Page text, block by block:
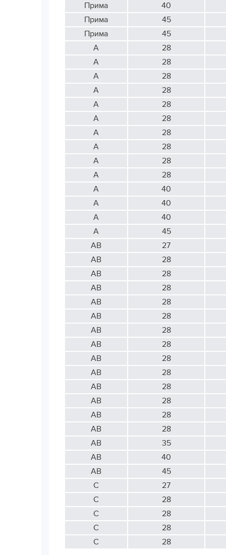
Прима
40
Прима
45
Прима
45
А
28
А
28
А
28
А
28
А
28
А
28
А
28
А
28
А
28
А
28
А
40
А
40
А
40
А
45
АВ
27
АВ
28
АВ
28
АВ
28
АВ
28
АВ
28
АВ
28
АВ
28
АВ
28
АВ
28
АВ
28
АВ
28
АВ
28
АВ
28
АВ
35
АВ
40
АВ
45
С
27
С
28
С
28
С
28
С
28